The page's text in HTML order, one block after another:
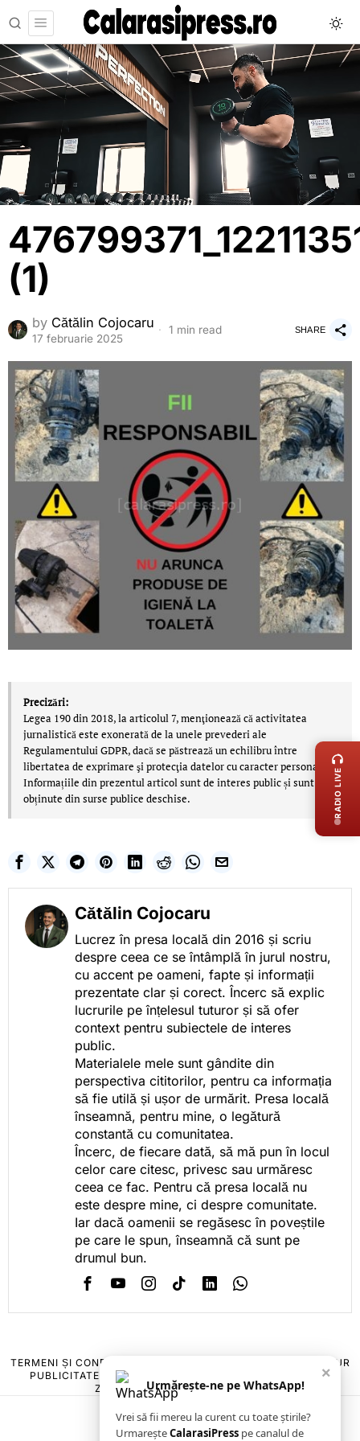
(1)
by Cătălin Cojocaru
17 februarie 2025
1 min read SHARE
Precizări:
Legea 190 din 2018, la articolul 7, menţionează că activitatea
jurnalistică este exonerată de la unele prevederi ale
Regulamentului GDPR, dacă se păstrează un echilibru între
libertatea de exprimare şi protecţia datelor cu caracter personal.
Informațiile din prezentul articol sunt de interes public și sunt
obținute din surse publice deschise.
Cătălin Cojocaru
Lucrez în presa locală din 2016 și scriu
despre ceea ce se întâmplă în jurul nostru,
cu accent pe oameni, fapte și informații
prezentate clar și corect. Încerc să explic
lucrurile pe înțelesul tuturor și să ofer
context pentru subiectele de interes
public.
Materialele mele sunt gândite din
perspectiva cititorilor, pentru ca informația
să fie utilă și ușor de urmărit. Presa locală
înseamnă, pentru mine, o legătură
constantă cu comunitatea.
Încerc, de fiecare dată, să mă pun în locul
celor care citesc, privesc sau urmăresc
ceea ce fac. Pentru că presa locală nu
este despre mine, ci despre comunitate.
Iar dacă oamenii se regăsesc în poveștile
pe care le spun, înseamnă că sunt pe
drumul bun.
TERMENI ȘI CONDIȚII
POLITICA DE ANULARE & RETUR
PUBLICITATE ONLINE & TIPĂRITĂ
CONTACT
ZIARUL ANUNȚUL CĂLĂRĂȘEAN
×
Urmărește-ne pe WhatsApp!
Vrei să fii mereu la curent cu toate știrile?
UrmareșteCalarasiPress pe canalul de
RADIO LIVE